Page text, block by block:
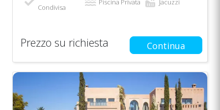
Condivisa
Piscina Privata Jacuzzi
Prezzo su richiesta Continua